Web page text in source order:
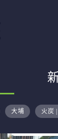
大埔 火炭
售盤 48